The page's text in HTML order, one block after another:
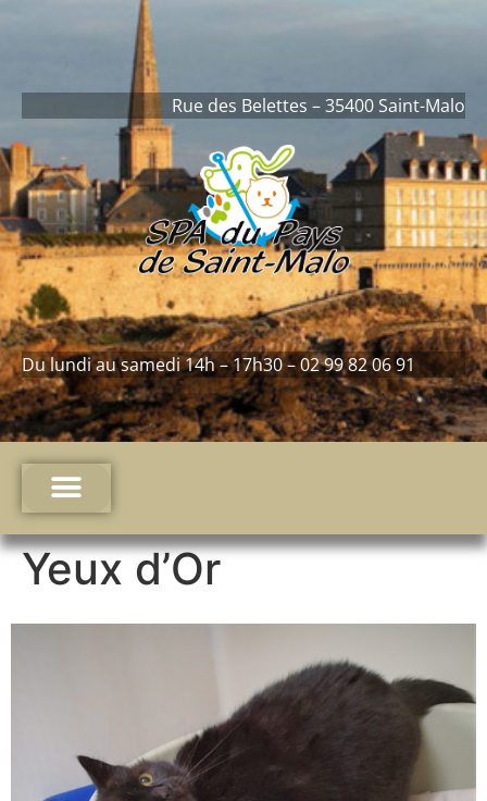
Rue des Belettes – 35400 Saint-Malo
Du lundi au samedi 14h – 17h30 – 02 99 82 06 91
Yeux d’Or